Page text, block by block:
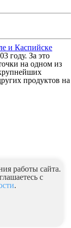
году. За это
на одном из
продуктов на
база "Океан
работы сайта.
с
.